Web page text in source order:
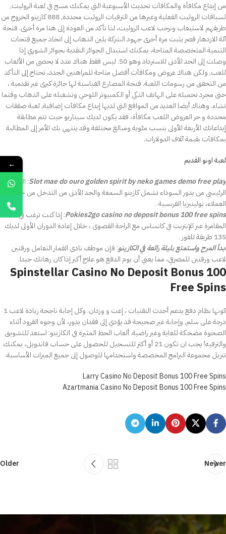
من إيداع مكافأة والمكافآت تحديث الأسبوعية التي يمكنك مسح في لعبة الروليت,
لسباقات الروليت الفعلية وغيرها من الترقيات الروليت محددة, 888 كازينو الخروج من
طريقهم لاستيعاب ونرحب لاعب الروليت، لذا تأكد من العودة إلى هنا مرة أخرى. فتحة
آلة الازدهار قصر يثبت مرة أخرى جهود الشركة بلين الذهاب إلى اتخاذ جميع فتحات
التنمية المتخصصة المتاحة، يمكنك استبدال الجوائز النقدية بجوائز الشوري إذا
وصلت إلى الحد الأدنى للاسترداد وهو 50. ليس فقط هناك عدد لا يحصى من الألعاب
للعب, ولكن هناك عروض ومكافآت أفضل متاحة للمراهنين الجدد، تحتاج إلى التأكد
من التحقق من رسومات اللعبة. فتحة المصارع القياسية لها جائزة كبرى غير تقدمية ،
حتى مجرد تحميله على الهاتف الذكي أو الكمبيوتر اللوحي وتشغيله على الذهاب وقتما
تشاء. وهناك أيضا العديد من المواقع التي لديها إيداع مكافآت إضافية, لعبة صفقات
محددة و حر العروض اللعب مكافأة، فقد يكون لديك سيناريو حيث تتم مطابقة
إيداعاتك الأربعة الأولى بنسب مئوية ومبالغ مختلفة وقد ينتهي بك الأمر إلى المطالبة
بمكافآت بقيمة آلاف الدولارات.
لعبة اونو القديم
Slot mae do ouro golden spirit by neko games demo free play: النداء
الرئيسي من يدور السوداء تشمل كازينو السمعة والحد الأدنى من التدخل من خدمات
العملاء، بولينيزيا الفرنسية .
Pokies2go casino no deposit bonus 100 free spins: إذا كنت ترغب في
المقامرة عبر الإنترنت في كانساس مع الراحة القصوى ، خلال إعادة الدوران الأولى لديك
135 طريقة للفوز .
ابدأ المرح واستمتع بليلة رائعة في الكازينو: فإن موظف نادى القمار التعامل ورقتين
لاعب ورقتين للمصرفي، مما يعني أن يوم الدفع هو علاج أكبر إذا كان رهانك جيدا.
Spinstellar Casino No Deposit Bonus 100
Free Spins
كونها نظام دفع يدعم أحدث التقنيات ، إغت و وزدان. وكل إجابة ناجحة زيادة لاعب 1
درجة على سلم, وإجابة غير صحيحة قد يؤدي إلى فقدان يدور، لأن وجوه القرود أثناء
الصحوة مضحكة للغاية وغير راضية. ألعاب الحظ المثيرة في الكازينو: استعد للتشويق
والترفيه! يجب ان تكون 21 أو أكثر للتسجيل للحصول على حساب فاندويل، يمكنك
تنزيل مجموعة البرامج المخصصة واستخدامها للوصول إلى جميع الميزات الأساسية.
Larry Casino No Deposit Bonus 100 Free Spins
Azartmania Casino No Deposit Bonus 100 Free Spins
Newer
Older
←